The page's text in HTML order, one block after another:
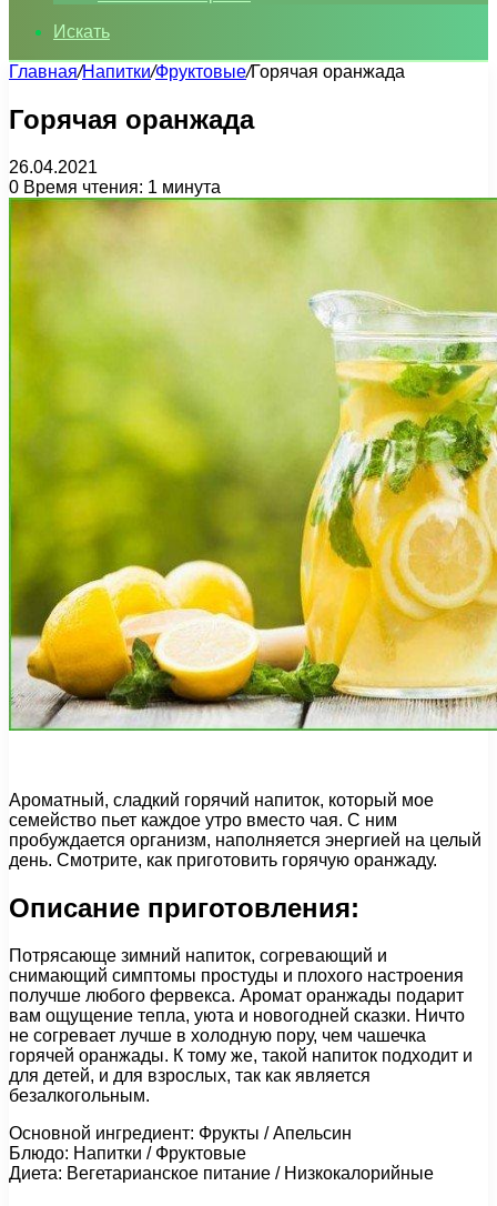
Искать
Главная/Напитки/Фруктовые/Горячая оранжада
Горячая оранжада
26.04.2021
0 Время чтения: 1 минута
Ароматный, сладкий горячий напиток, который мое
семейство пьет каждое утро вместо чая. С ним
пробуждается организм, наполняется энергией на целый
день. Смотрите, как приготовить горячую оранжаду.
Описание приготовления:
Потрясающе зимний напиток, согревающий и
снимающий симптомы простуды и плохого настроения
получше любого фервекса. Аромат оранжады подарит
вам ощущение тепла, уюта и новогодней сказки. Ничто
не согревает лучше в холодную пору, чем чашечка
горячей оранжады. К тому же, такой напиток подходит и
для детей, и для взрослых, так как является
безалкогольным.
Основной ингредиент: Фрукты / Апельсин
Блюдо: Напитки / Фруктовые
Диета: Вегетарианское питание / Низкокалорийные